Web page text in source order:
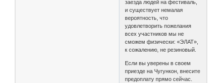
заезда людей на фестиваль,
и существует немалая
вероятность, что
удовлетворить пожелания
всех участников мы не
сможем физически: «ЭЛАТ»,
к сожалению, не резиновый.
Если вы уверены в своем
приезде на Чугункон, внесите
предоплату прямо сейчас.